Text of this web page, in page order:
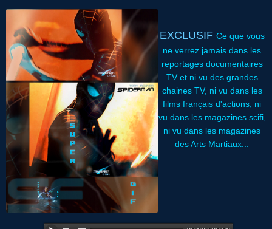
EXCLUSIF Ce que vous
ne verrez jamais dans les
reportages documentaires
TV et ni vu des grandes
chaines TV, ni vu dans les
films français d'actions, ni
vu dans les magazines scifi,
ni vu dans les magazines
des Arts Martiaux...